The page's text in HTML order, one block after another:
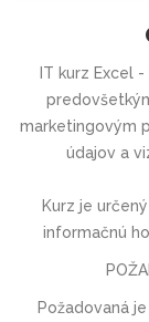
IT kurz Excel
marketingovým
údajov a
Kurz je
informačnú
Požadovaná